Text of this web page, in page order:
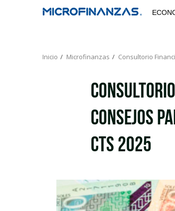
Inicio Microfinanzas Consultorio
Consejos
CTS 2025